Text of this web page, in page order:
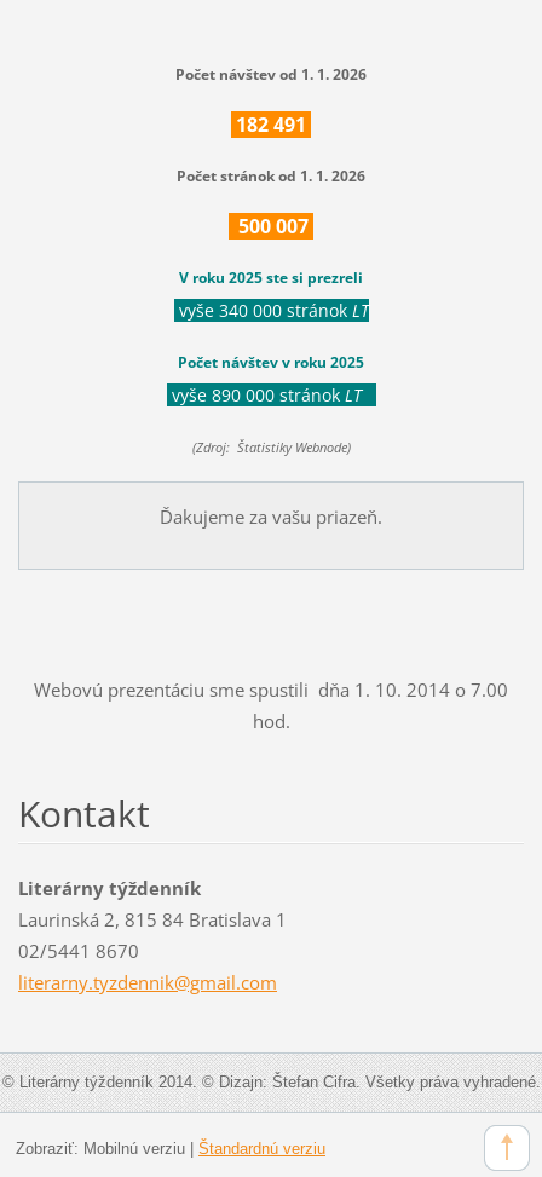
Počet návštev od 1. 1. 2026
182491
Počet stránok od 1. 1. 2026
500007
V roku 2025 ste si prezreli
vyše 340 000 stránok LT
Počet návštev v roku 2025
vyše 890 000 stránok LT
(Zdroj: Štatistiky Webnode)
Ďakujeme za vašu priazeň.
Webovú prezentáciu sme spustili dňa 1. 10. 2014 o 7.00
hod.
Kontakt
Literárny týždenník
Laurinská 2, 815 84 Bratislava 1
02/5441 8670
literarny.tyzdennik@gmail.com
© Literárny týždenník 2014. © Dizajn: Štefan Cifra. Všetky práva vyhradené.
Zobraziť: Mobilnú verziu| Štandardnú verziu